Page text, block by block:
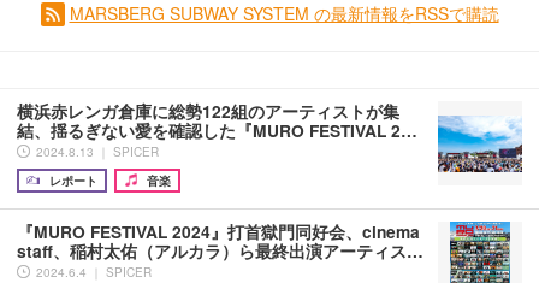
MARSBERG SUBWAY SYSTEM の最新情報をRSSで購読
横浜赤レンガ倉庫に総勢122組のアーティストが集
結、揺るぎない愛を確認した『MURO FESTIVAL 2…
2024.8.13 ｜ SPICER
レポート
音楽
『MURO FESTIVAL 2024』打首獄門同好会、cinema
staff、稲村太佑（アルカラ）ら最終出演アーティス…
2024.6.4 ｜ SPICER